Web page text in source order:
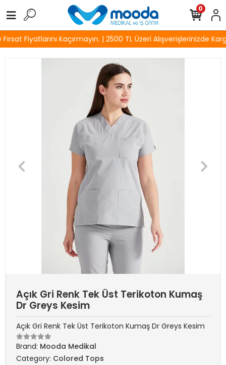
Fiyatlarını Kaçırmayın. | 2500 TL Üzeri Alışverişlerinizde
0
Açık Gri Renk Tek Üst Terikoton Kumaş
Dr Greys Kesim
Açık Gri Renk Tek Üst Terikoton Kumaş Dr Greys Kesim
Brand: Mooda Medikal
Category: Colored Tops